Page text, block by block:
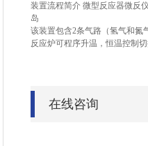
装置流程简介 微型反应器微反
岛
该装置包含2条气路（氢气和氮
反应炉可程序升温，恒温控制
在线咨询